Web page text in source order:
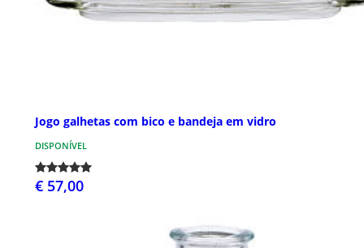
Jogo galhetas com bico e bandeja em vidro
DISPONÍVEL
€ 57,00